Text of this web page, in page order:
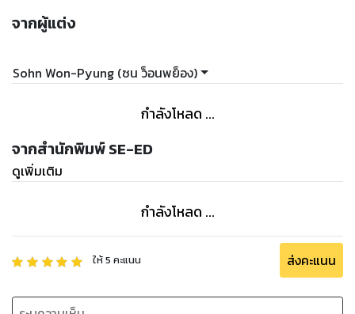
จากผู้แต่ง
Sohn Won-Pyung (ซน ว็อนพย็อง)
กำลังโหลด ...
จากสำนักพิมพ์ SE-ED
ดูเพิ่มเติม
กำลังโหลด ...
ให้5 คะแนน ส่งคะแนน